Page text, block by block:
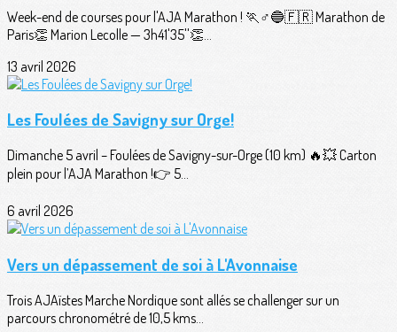
Week-end de courses pour l'AJA Marathon ! 🏃♂️🔵🇫🇷 Marathon de
Paris👏 Marion Lecolle — 3h41'35''👏...
13 avril 2026
Les Foulées de Savigny sur Orge!
Dimanche 5 avril – Foulées de Savigny-sur-Orge (10 km) 🔥💥 Carton
plein pour l’AJA Marathon !👉 5...
6 avril 2026
Vers un dépassement de soi à L'Avonnaise
Trois AJAïstes Marche Nordique sont allés se challenger sur un
parcours chronométré de 10,5 kms...